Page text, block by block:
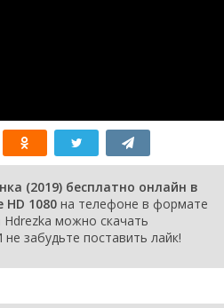
(2019) бесплатно онлайн в
1080 на телефоне в формате
можно скачать
забудьте поставить лайк!